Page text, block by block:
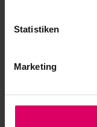
Statistiken
Marketing